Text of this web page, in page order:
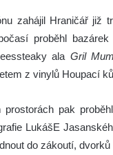
zahájil Hraničář již
proběhl
ala Gril
z vinylů Houpací
prostorách pak
LukášE
do zákoutí,